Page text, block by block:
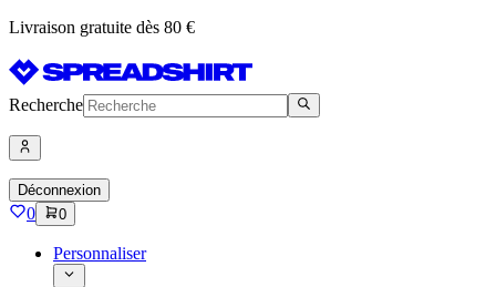
Livraison gratuite dès 80 €
Recherche
Déconnexion
0 0
Personnaliser